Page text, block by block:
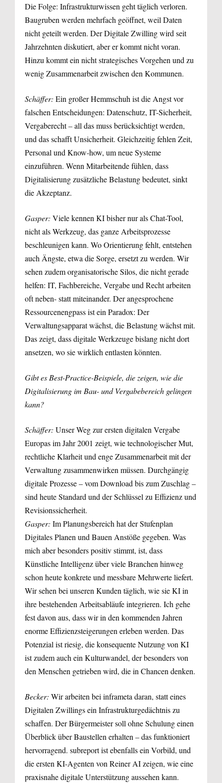
Die Folge: Infrastrukturwissen geht täglich verloren.
Baugruben werden mehrfach geöffnet, weil Daten
nicht geteilt werden. Der Digitale Zwilling wird seit
Jahrzehnten diskutiert, aber er kommt nicht voran.
Hinzu kommt ein nicht strategisches Vorgehen und zu
wenig Zusammenarbeit zwischen den Kommunen.
Schäffer: Ein großer Hemmschuh ist die Angst vor
falschen Entscheidungen: Datenschutz, IT-Sicherheit,
Vergaberecht – all das muss berücksichtigt werden,
und das schafft Unsicherheit. Gleichzeitig fehlen Zeit,
Personal und Know-how, um neue Systeme
einzuführen. Wenn Mitarbeitende fühlen, dass
Digitalisierung zusätzliche Belastung bedeutet, sinkt
die Akzeptanz.
Gasper: Viele kennen KI bisher nur als Chat-Tool,
nicht als Werkzeug, das ganze Arbeitsprozesse
beschleunigen kann. Wo Orientierung fehlt, entstehen
auch Ängste, etwa die Sorge, ersetzt zu werden. Wir
sehen zudem organisatorische Silos, die nicht gerade
helfen: IT, Fachbereiche, Vergabe und Recht arbeiten
oft neben- statt miteinander. Der angesprochene
Ressourcenengpass ist ein Paradox: Der
Verwaltungsapparat wächst, die Belastung wächst mit.
Das zeigt, dass digitale Werkzeuge bislang nicht dort
ansetzen, wo sie wirklich entlasten könnten.
Gibt es Best-Practice-Beispiele, die zeigen, wie die
Digitalisierung im Bau- und Vergabebereich gelingen
kann?
Schäffer: Unser Weg zur ersten digitalen Vergabe
Europas im Jahr 2001 zeigt, wie technologischer Mut,
rechtliche Klarheit und enge Zusammenarbeit mit der
Verwaltung zusammenwirken müssen. Durchgängig
digitale Prozesse – vom Download bis zum Zuschlag –
sind heute Standard und der Schlüssel zu Effizienz und
Revisionssicherheit.
Gasper: Im Planungsbereich hat der Stufenplan
Digitales Planen und Bauen Anstöße gegeben. Was
mich aber besonders positiv stimmt, ist, dass
Künstliche Intelligenz über viele Branchen hinweg
schon heute konkrete und messbare Mehrwerte liefert.
Wir sehen bei unseren Kunden täglich, wie sie KI in
ihre bestehenden Arbeitsabläufe integrieren. Ich gehe
fest davon aus, dass wir in den kommenden Jahren
enorme Effizienzsteigerungen erleben werden. Das
Potenzial ist riesig, die konsequente Nutzung von KI
ist zudem auch ein Kulturwandel, der besonders von
den Menschen getrieben wird, die in Chancen denken.
Becker: Wir arbeiten bei inframeta daran, statt eines
Digitalen Zwillings ein Infrastrukturgedächtnis zu
schaffen. Der Bürgermeister soll ohne Schulung einen
Überblick über Baustellen erhalten – das funktioniert
hervorragend. subreport ist ebenfalls ein Vorbild, und
die ersten KI-Agenten von Reiner AI zeigen, wie eine
praxisnahe digitale Unterstützung aussehen kann.